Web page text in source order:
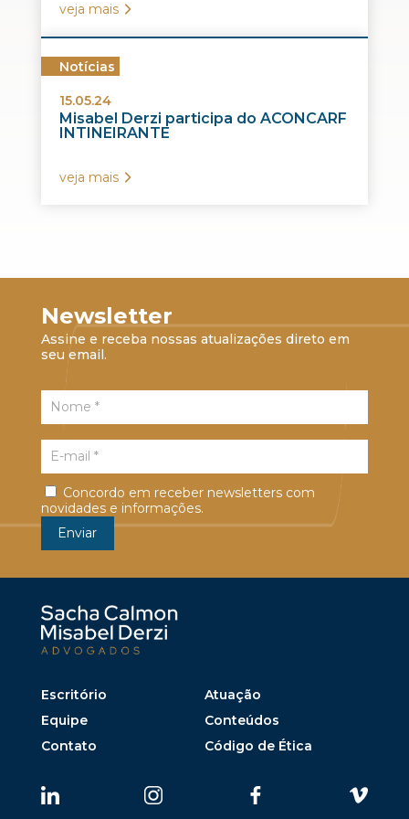
veja mais
Notícias
15.05.24
Misabel Derzi participa do ACONCARF
INTINEIRANTE
veja mais
Newsletter
Assine e receba nossas atualizações direto em
seu email.
Concordo em receber newsletters com
novidades e informações.
Escritório
Atuação
Equipe
Conteúdos
Contato
Código de Ética